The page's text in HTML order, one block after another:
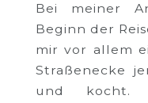
Bei meiner
Beginn der
mir vor allem
Straßenecke
und kocht.